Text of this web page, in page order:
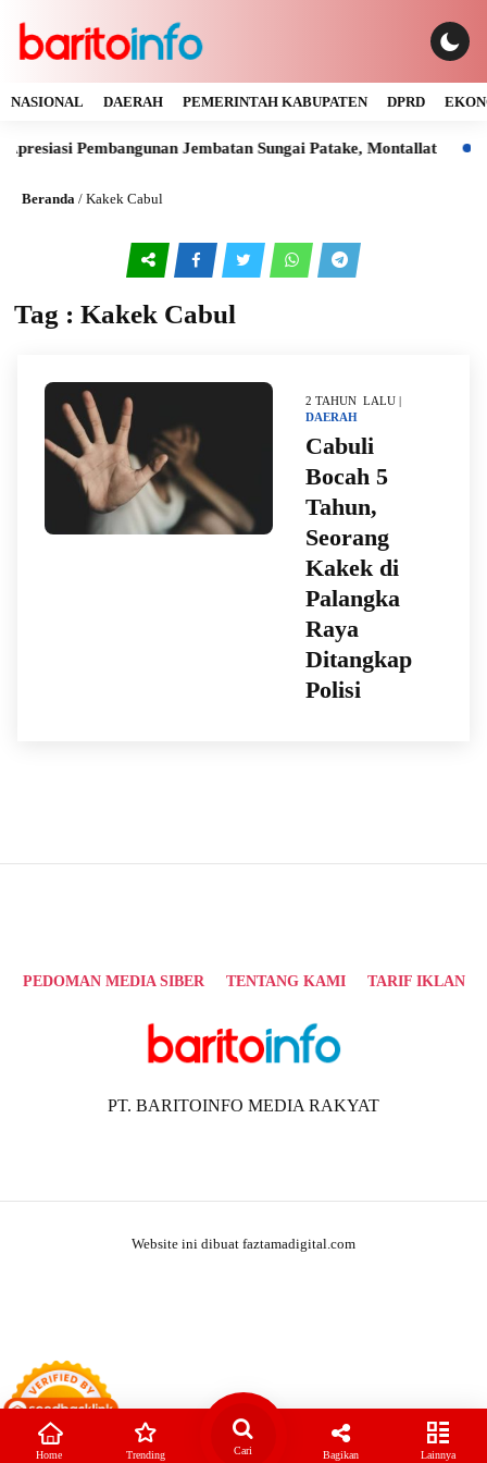
NASIONAL DAERAH PEMERINTAH KABUPATEN DPRD
Pembangunan Jembatan Sungai Patake, Montallat
Beranda / Kakek Cabul
Tag : Kakek Cabul
2 TAHUN LALU |
DAERAH
Cabuli
Bocah 5
Tahun,
Seorang
Kakek di
Palangka
Raya
Ditangkap
Polisi
PEDOMAN MEDIA SIBER TENTANG KAMI TARIF IKLAN
PT. BARITOINFO MEDIA RAKYAT
Website ini dibuat faztamadigital.com
Home Trending Cari Bagikan Lainnya